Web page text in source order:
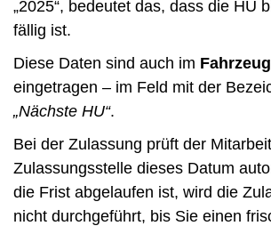
„2025“, bedeutet das, dass die HU
fällig ist.
Diese Daten sind auch im
eingetragen – im Feld mit der
„Nächste HU“.
Bei der Zulassung prüft der
Zulassungsstelle dieses Datum
die Frist abgelaufen ist, wird die
nicht durchgeführt, bis Sie einen